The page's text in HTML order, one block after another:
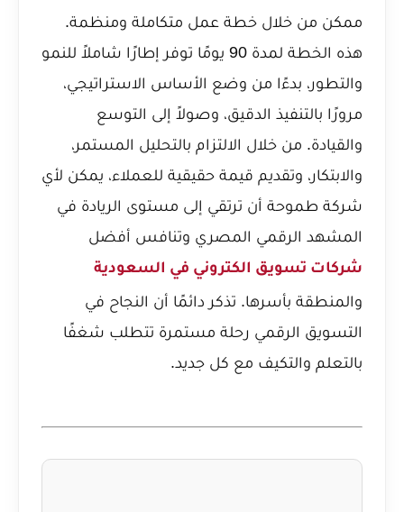
ممكن من خلال خطة عمل متكاملة ومنظمة.
هذه الخطة لمدة 90 يومًا توفر إطارًا شاملاً للنمو
والتطور، بدءًا من وضع الأساس الاستراتيجي،
مرورًا بالتنفيذ الدقيق، وصولاً إلى التوسع
والقيادة. من خلال الالتزام بالتحليل المستمر،
والابتكار، وتقديم قيمة حقيقية للعملاء، يمكن لأي
شركة طموحة أن ترتقي إلى مستوى الريادة في
المشهد الرقمي المصري وتنافس أفضل
شركات تسويق الكتروني في السعودية
والمنطقة بأسرها. تذكر دائمًا أن النجاح في
التسويق الرقمي رحلة مستمرة تتطلب شغفًا
بالتعلم والتكيف مع كل جديد.